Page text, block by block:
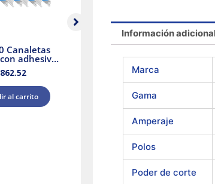
Canaletas
adhesivo
2mts.
Schneider
862.52
al carrito
Mango De 3
Posiciones – 2 Na
560.74
Añadir al carrito
Información
Marca
Gama
Amperaje
Polos
Poder de corte